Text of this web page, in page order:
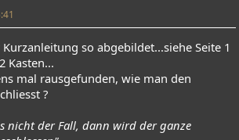
so abgebildet...siehe Seite 1
Kasten...
mal rausgefunden, wie man den
?
nicht der Fall, dann wird der ganze